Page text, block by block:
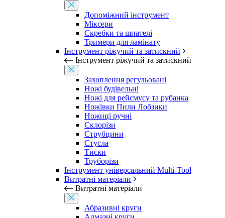
Допоміжний інструмент
Міксери
Скребки та шпателі
Тримери для ламінату
Інструмент ріжучий та затискний
Інструмент ріжучий та затискний
Захоплення регульовані
Ножі будівельні
Ножі для рейсмусу та рубанка
Ножівки Пили Лобзики
Ножиці ручні
Склорізи
Струбцини
Стусла
Тиски
Труборізи
Інструмент універсальний Multi-Tool
Витратні матеріали
Витратні матеріали
Абразивні круги